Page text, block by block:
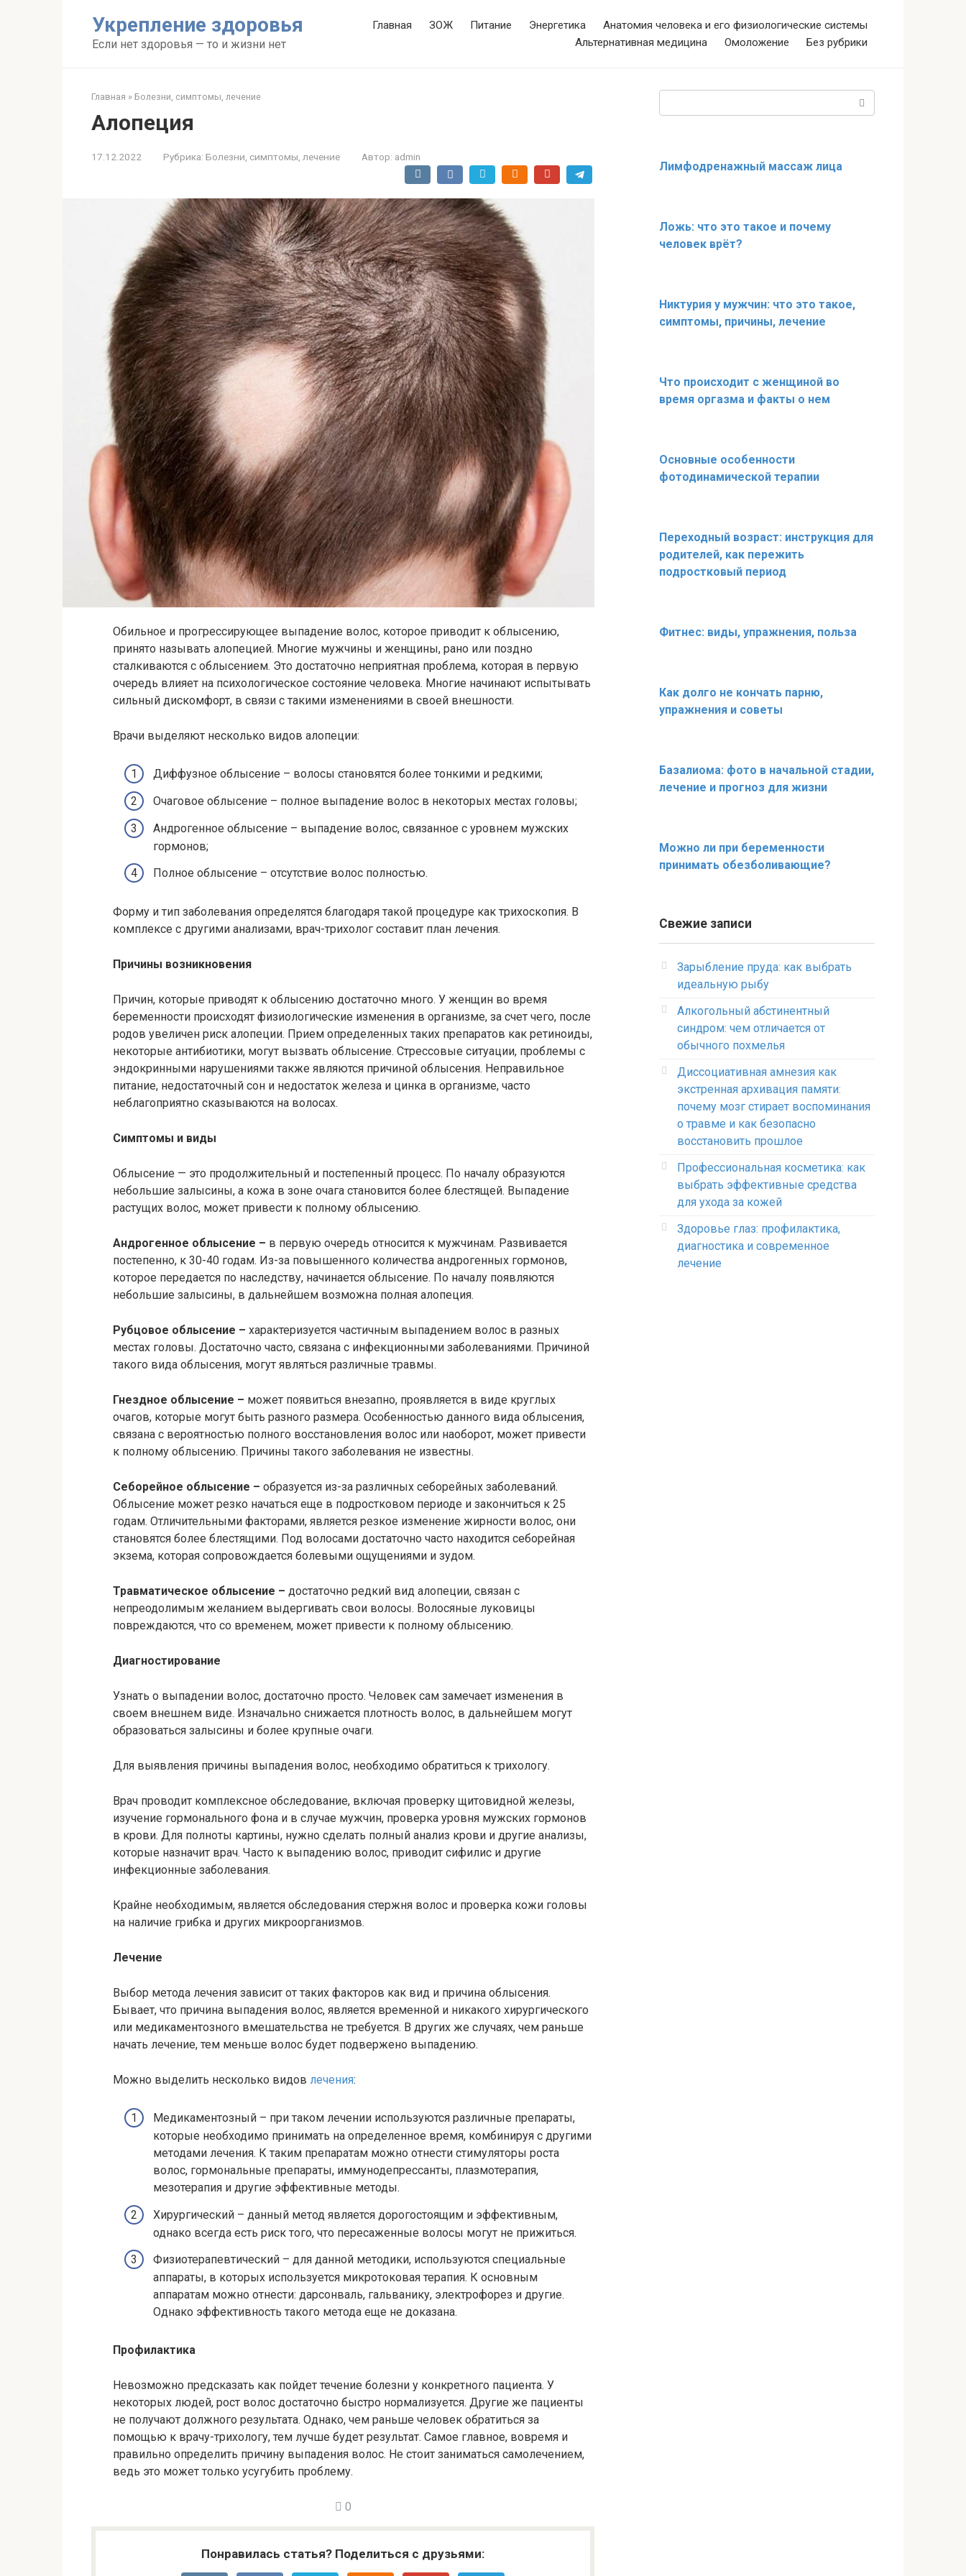
Укрепление здоровья
Если нет здоровья — то и жизни нет
Главная ЗОЖ Питание Энергетика
Анатомия человека и его физиологические системы
Альтернативная медицина
Омоложение Без рубрики
Главная » Болезни, симптомы, лечение
Алопеция
17.12.2022 Рубрика: Болезни, симптомы, лечение Автор: admin
Обильное и прогрессирующее выпадение волос, которое приводит к облысению,
принято называть алопецией. Многие мужчины и женщины, рано или поздно
сталкиваются с облысением. Это достаточно неприятная проблема, которая в первую
очередь влияет на психологическое состояние человека. Многие начинают испытывать
сильный дискомфорт, в связи с такими изменениями в своей внешности.
Врачи выделяют несколько видов алопеции:
Диффузное облысение – волосы становятся более тонкими и редкими;
Очаговое облысение – полное выпадение волос в некоторых местах головы;
Андрогенное облысение – выпадение волос, связанное с уровнем мужских
гормонов;
Полное облысение – отсутствие волос полностью.
Форму и тип заболевания определятся благодаря такой процедуре как трихоскопия. В
комплексе с другими анализами, врач-трихолог составит план лечения.
Причины возникновения
Причин, которые приводят к облысению достаточно много. У женщин во время
беременности происходят физиологические изменения в организме, за счет чего, после
родов увеличен риск алопеции. Прием определенных таких препаратов как ретиноиды,
некоторые антибиотики, могут вызвать облысение. Стрессовые ситуации, проблемы с
эндокринными нарушениями также являются причиной облысения. Неправильное
питание, недостаточный сон и недостаток железа и цинка в организме, часто
неблагоприятно сказываются на волосах.
Симптомы и виды
Облысение — это продолжительный и постепенный процесс. По началу образуются
небольшие залысины, а кожа в зоне очага становится более блестящей. Выпадение
растущих волос, может привести к полному облысению.
Андрогенное облысение – в первую очередь относится к мужчинам. Развивается
постепенно, к 30-40 годам. Из-за повышенного количества андрогенных гормонов,
которое передается по наследству, начинается облысение. По началу появляются
небольшие залысины, в дальнейшем возможна полная алопеция.
Рубцовое облысение – характеризуется частичным выпадением волос в разных
местах головы. Достаточно часто, связана с инфекционными заболеваниями. Причиной
такого вида облысения, могут являться различные травмы.
Гнездное облысение – может появиться внезапно, проявляется в виде круглых
очагов, которые могут быть разного размера. Особенностью данного вида облысения,
связана с вероятностью полного восстановления волос или наоборот, может привести
к полному облысению. Причины такого заболевания не известны.
Себорейное облысение – образуется из-за различных себорейных заболеваний.
Облысение может резко начаться еще в подростковом периоде и закончиться к 25
годам. Отличительными факторами, является резкое изменение жирности волос, они
становятся более блестящими. Под волосами достаточно часто находится себорейная
экзема, которая сопровождается болевыми ощущениями и зудом.
Травматическое облысение – достаточно редкий вид алопеции, связан с
непреодолимым желанием выдергивать свои волосы. Волосяные луковицы
повреждаются, что со временем, может привести к полному облысению.
Диагностирование
Узнать о выпадении волос, достаточно просто. Человек сам замечает изменения в
своем внешнем виде. Изначально снижается плотность волос, в дальнейшем могут
образоваться залысины и более крупные очаги.
Для выявления причины выпадения волос, необходимо обратиться к трихологу.
Врач проводит комплексное обследование, включая проверку щитовидной железы,
изучение гормонального фона и в случае мужчин, проверка уровня мужских гормонов
в крови. Для полноты картины, нужно сделать полный анализ крови и другие анализы,
которые назначит врач. Часто к выпадению волос, приводит сифилис и другие
инфекционные заболевания.
Крайне необходимым, является обследования стержня волос и проверка кожи головы
на наличие грибка и других микроорганизмов.
Лечение
Выбор метода лечения зависит от таких факторов как вид и причина облысения.
Бывает, что причина выпадения волос, является временной и никакого хирургического
или медикаментозного вмешательства не требуется. В других же случаях, чем раньше
начать лечение, тем меньше волос будет подвержено выпадению.
Можно выделить несколько видов лечения:
Медикаментозный – при таком лечении используются различные препараты,
которые необходимо принимать на определенное время, комбинируя с другими
методами лечения. К таким препаратам можно отнести стимуляторы роста
волос, гормональные препараты, иммунодепрессанты, плазмотерапия,
мезотерапия и другие эффективные методы.
Хирургический – данный метод является дорогостоящим и эффективным,
однако всегда есть риск того, что пересаженные волосы могут не прижиться.
Физиотерапевтический – для данной методики, используются специальные
аппараты, в которых используется микротоковая терапия. К основным
аппаратам можно отнести: дарсонваль, гальванику, электрофорез и другие.
Однако эффективность такого метода еще не доказана.
Профилактика
Невозможно предсказать как пойдет течение болезни у конкретного пациента. У
некоторых людей, рост волос достаточно быстро нормализуется. Другие же пациенты
не получают должного результата. Однако, чем раньше человек обратиться за
помощью к врачу-трихологу, тем лучше будет результат. Самое главное, вовремя и
правильно определить причину выпадения волос. Не стоит заниматься самолечением,
ведь это может только усугубить проблему.
0
Понравилась статья? Поделиться с друзьями:
Лимфодренажный массаж лица
Ложь: что это такое и почему
человек врёт?
Никтурия у мужчин: что это такое,
симптомы, причины, лечение
Что происходит с женщиной во
время оргазма и факты о нем
Основные особенности
фотодинамической терапии
Переходный возраст: инструкция для
родителей, как пережить
подростковый период
Фитнес: виды, упражнения, польза
Как долго не кончать парню,
упражнения и советы
Базалиома: фото в начальной стадии,
лечение и прогноз для жизни
Можно ли при беременности
принимать обезболивающие?
Свежие записи
Зарыбление пруда: как выбрать
идеальную рыбу
Алкогольный абстинентный
синдром: чем отличается от
обычного похмелья
Диссоциативная амнезия как
экстренная архивация памяти:
почему мозг стирает воспоминания
о травме и как безопасно
восстановить прошлое
Профессиональная косметика: как
выбрать эффективные средства
для ухода за кожей
Здоровье глаз: профилактика,
диагностика и современное
лечение